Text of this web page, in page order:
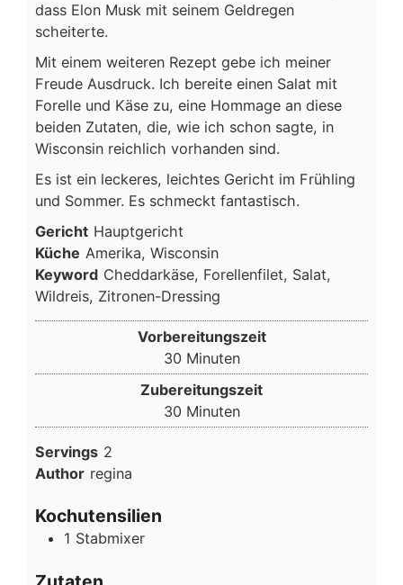
dass Elon Musk mit seinem Geldregen
scheiterte.
Mit einem weiteren Rezept gebe ich meiner
Freude Ausdruck. Ich bereite einen Salat mit
Forelle und Käse zu, eine Hommage an diese
beiden Zutaten, die, wie ich schon sagte, in
Wisconsin reichlich vorhanden sind.
Es ist ein leckeres, leichtes Gericht im Frühling
und Sommer. Es schmeckt fantastisch.
Gericht Hauptgericht
Küche Amerika, Wisconsin
Keyword Cheddarkäse, Forellenfilet, Salat,
Wildreis, Zitronen-Dressing
Vorbereitungszeit
30Minuten
Minuten
Zubereitungszeit
30Minuten
Minuten
Servings 2
Author regina
Kochutensilien
1 Stabmixer